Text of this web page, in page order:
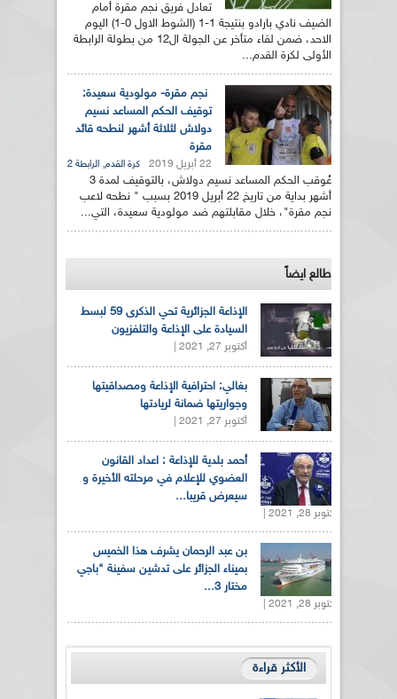
تعادل فريق نجم مقرة أمام
الضيف نادي بارادو بنتيجة 1-1 (الشوط الاول 0-1) اليوم
الاحد، ضمن لقاء متأخر عن الجولة ال12 من بطولة الرابطة
الأولى لكرة القدم...
نجم مقرة- مولودية سعيدة:
توقيف الحكم المساعد نسيم
دولاش لثلاثة أشهر لنطحه قائد
مقرة
22 أبريل 2019 كرة القدم, الرابطة 2
عُوقب الحكم المساعد نسيم دولاش، بالتوقيف لمدة 3
أشهر بداية من تاريخ 22 أبريل 2019 بسبب " نطحه لاعب
نجم مقرة"، خلال مقابلتهم ضد مولودية سعيدة، التي...
طالع ايضاً
الإذاعة الجزائرية تحي الذكرى 59 لبسط
السيادة على الإذاعة والتلفزيون
أكتوبر 27, 2021 |
بغالي: احترافية الإذاعة ومصداقيتها
وجواريتها ضمانة لريادتها
أكتوبر 27, 2021 |
أحمد بلدية للإذاعة : اعداد القانون
العضوي للإعلام في مرحلته الأخيرة و
سيعرض قريبا...
أكتوبر 28, 2021 |
بن عبد الرحمان يشرف هذا الخميس
بميناء الجزائر على تدشين سفينة "باجي
مختار 3...
أكتوبر 28, 2021 |
الأكثر قراءة